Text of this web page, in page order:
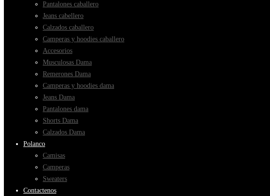
Pantalones caballero
Jeans cabellero
Calzados caballero
Camperas y hoodies caballero
Accesorios
Musculosas Dama
Remerones Dama
Camperas y hoodies dama
Jeans Dama
Pantalones dama
Shorts Dama
Calzados Dama
Polanco
Camisas
Camperas
Sweaters
Contactenos